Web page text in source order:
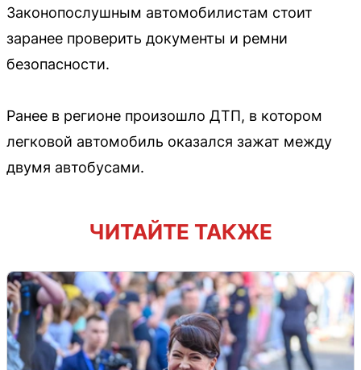
Законопослушным автомобилистам стоит
заранее проверить документы и ремни
безопасности.
Ранее в регионе произошло ДТП, в котором
легковой автомобиль оказался зажат между
двумя автобусами.
ЧИТАЙТЕ ТАКЖЕ